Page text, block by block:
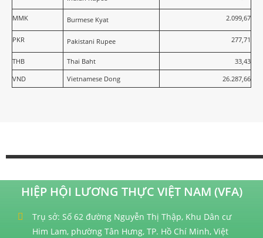
MMK Burmese Kyat 2.099,67
PKR Pakistani Rupee 277,71
THB Thai Baht
33,43
VND
Vietnamese Dong 26.287,66
HIỆP HỘI LƯƠNG THỰC VIỆT NAM (VFA)
Trụ sở: Số 62 đường Nguyễn Thị Thập, Khu Dân cư
Him Lam, phường Tân Hưng, TP. Hồ Chí Minh, Việt